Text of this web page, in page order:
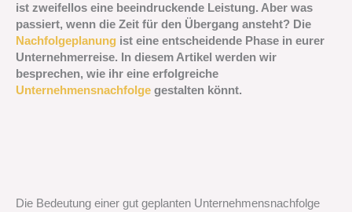
ist zweifellos eine beeindruckende Leistung. Aber was
passiert, wenn die Zeit für den Übergang ansteht? Die
Nachfolgeplanung ist eine entscheidende Phase in eurer
Unternehmerreise. In diesem Artikel werden wir
besprechen, wie ihr eine erfolgreiche
Unternehmensnachfolge gestalten könnt.
Die Bedeutung einer gut geplanten Unternehmensnachfolge